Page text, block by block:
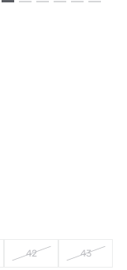
42 43